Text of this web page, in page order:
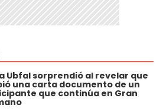
Ubfal sorprendió al revelar que
una carta documento de un
que continúa en Gran